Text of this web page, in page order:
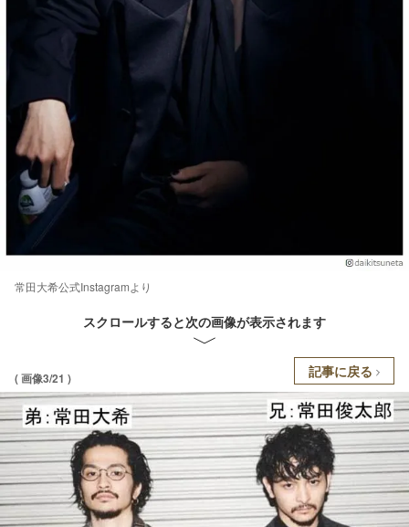
常田大希公式Instagramより
スクロールすると次の画像が表示されます
( 画像3/21 ) 記事に戻る